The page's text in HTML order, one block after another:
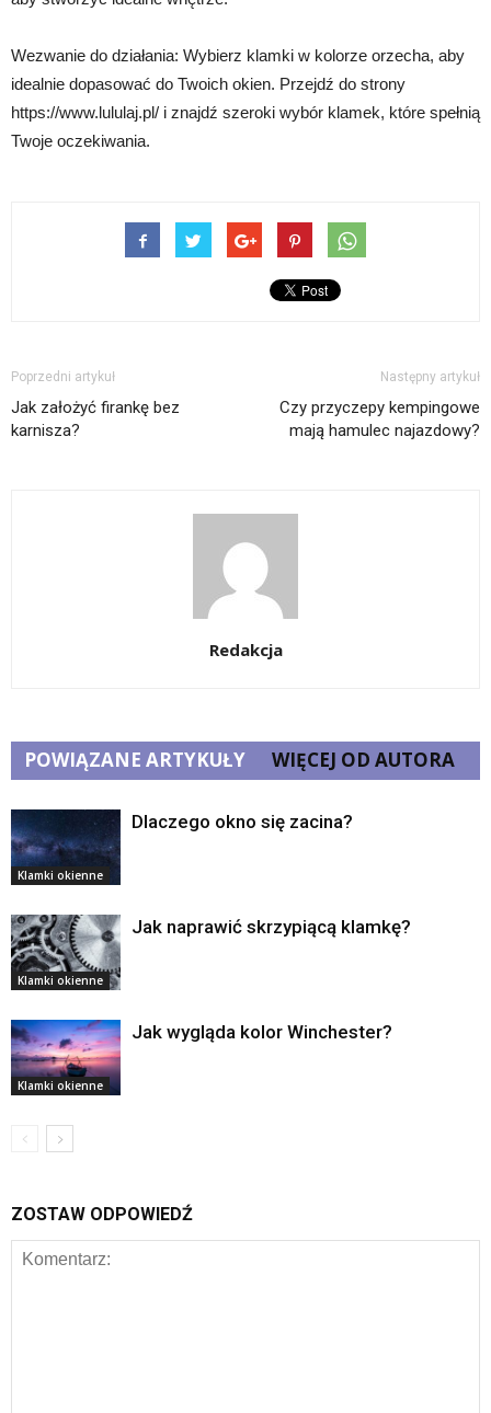
Wezwanie do działania: Wybierz klamki w kolorze orzecha, aby
idealnie dopasować do Twoich okien. Przejdź do strony
https://www.lululaj.pl/ i znajdź szeroki wybór klamek, które spełnią
Twoje oczekiwania.
Poprzedni artykuł
Jak założyć firankę bez
karnisza?
Następny artykuł
Czy przyczepy kempingowe
mają hamulec najazdowy?
Redakcja
POWIĄZANE ARTYKUŁY WIĘCEJ OD AUTORA
Klamki okienne
Dlaczego okno się zacina?
Klamki okienne
Jak naprawić skrzypiącą klamkę?
Klamki okienne
Jak wygląda kolor Winchester?
ZOSTAW ODPOWIEDŹ